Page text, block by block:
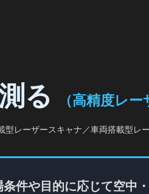
る （高精度レー
型レーザースキャナ／車両搭載型レ
条件や目的に応じて空中